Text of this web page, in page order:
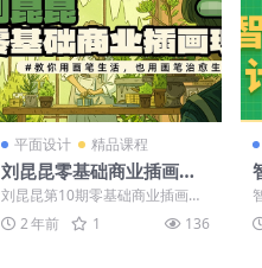
平面设计 精品课程
刘昆昆零基础商业插画课
快速入门插画视频教程 (第
10期)
刘昆昆第10期零基础商业插画课
├──01_课程前言_ev .mp4 22.1
3... 2 年前 1 136